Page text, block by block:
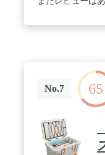
No.7 65